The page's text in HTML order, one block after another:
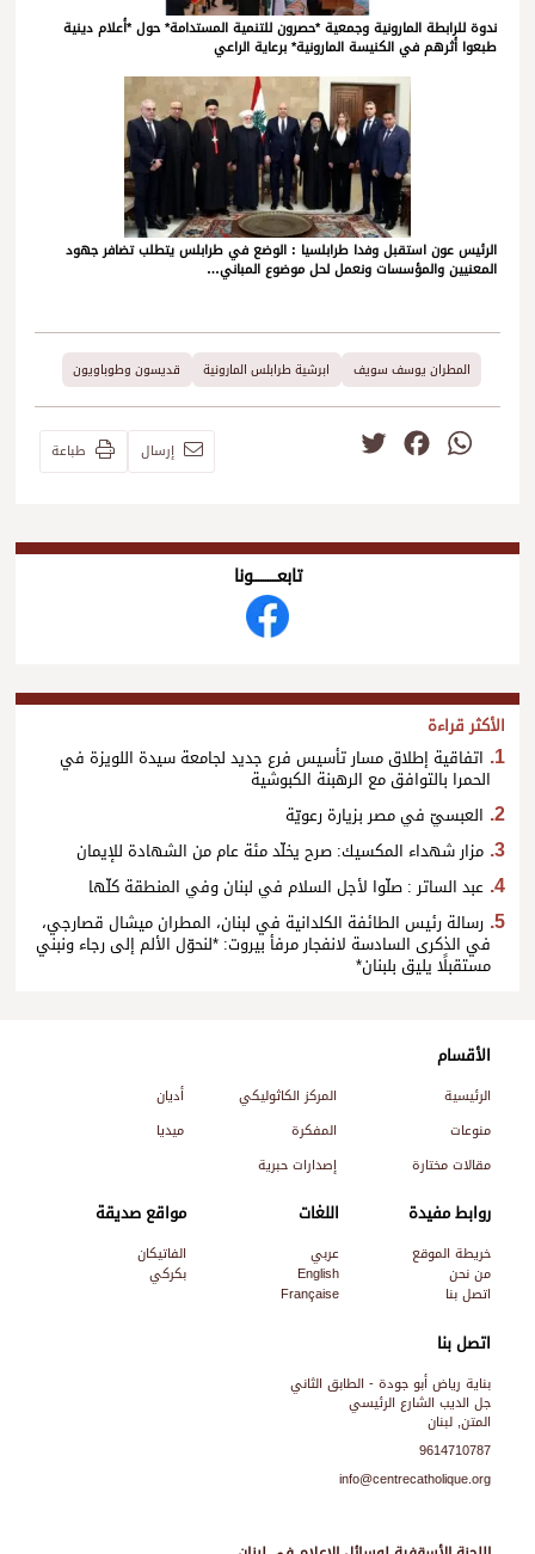
ندوة للرابطة المارونية وجمعية *حصرون للتنمية المستدامة* حول *أعلام دينية
طبعوا أثرهم في الكنيسة المارونية* برعاية الراعي
الرئيس عون استقبل وفدا طرابلسيا : الوضع في طرابلس يتطلب تضافر جهود
المعنيين والمؤسسات ونعمل لحل موضوع المباني…
المطران يوسف سويف ابرشية طرابلس المارونية قديسون وطوباويون
WhatsApp
Facebook إرسال طباعة
تابعــــــــــونا
الأكثر قراءة
اتفاقية إطلاق مسار تأسيس فرع جديد لجامعة سيدة اللويزة في
الحمرا بالتوافق مع الرهبنة الكبوشية
العبسيّ في مصر بزيارة رعويّة
مزار شهداء المكسيك: صرح يخلّد مئة عام من الشهادة للإيمان
عبد الساتر : صلّوا لأجل السلام في لبنان وفي المنطقة كلّها
رسالة رئيس الطائفة الكلدانية في لبنان، المطران ميشال قصارجي،
في الذكرى السادسة لانفجار مرفأ بيروت: *لنحوّل الألم إلى رجاء ونبني
مستقبلًا يليق بلبنان*
اتصل بنا
بناية رياض أبو جودة - الطابق الثاني
جل الديب الشارع الرئيسي
المتن, لبنان
9614710787
info@centrecatholique.org
الأقسام
الرئيسية المركز الكاثوليكي
أديان
منوعات
المفكرة
ميديا
مقالات مختارة
إصدارات حبرية
روابط مفيدة
خريطة الموقع
من نحن
اتصل بنا
اللغات
عربي
English
Française
مواقع صديقة
الفاتيكان
بكركي